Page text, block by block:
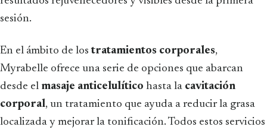
sesión.
En el ámbito de lostratamientos corporales,
Myrabelle ofrece una serie de opciones que abarcan
desde el masaje anticelulítico hasta la cavitación
corporal, un tratamiento que ayuda a reducir la grasa
localizada y mejorar la tonificación. Todos estos servicios